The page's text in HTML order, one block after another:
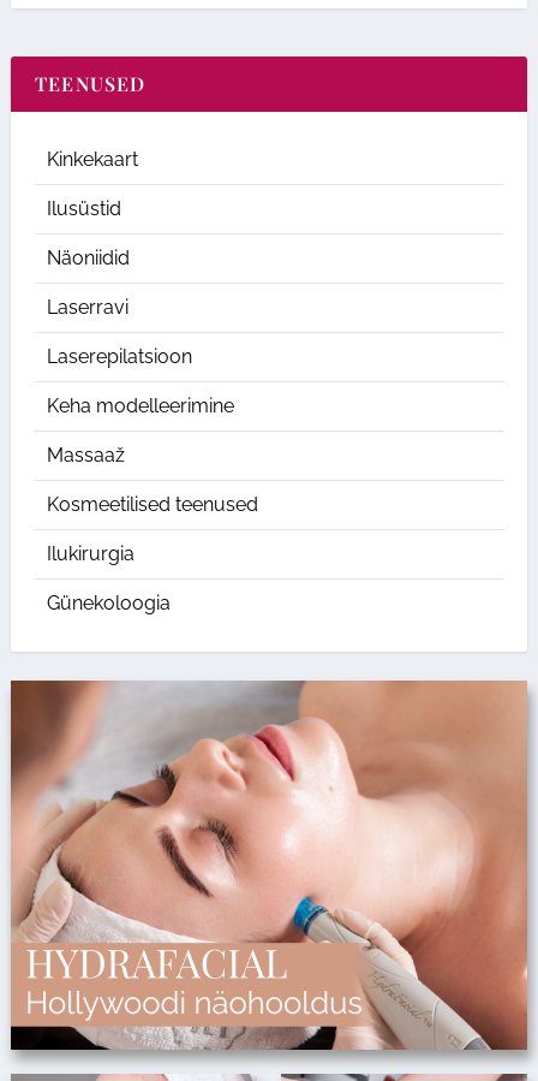
TEENUSED
Kinkekaart
Ilusüstid
Näoniidid
Laserravi
Laserepilatsioon
Keha modelleerimine
Massaaž
Kosmeetilised teenused
Ilukirurgia
Günekoloogia